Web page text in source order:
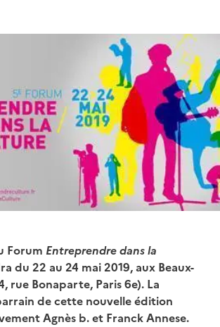
Forum Entreprendre dans la
du 22 au 24 mai 2019, aux Beaux-
rue Bonaparte, Paris 6e). La
de cette nouvelle édition
Agnès b. et Franck Annese.